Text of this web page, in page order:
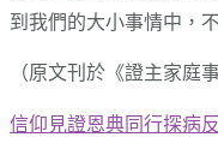
到我們的大小事情中，
（原文刊於《證主家庭
信仰見證恩典同行探病